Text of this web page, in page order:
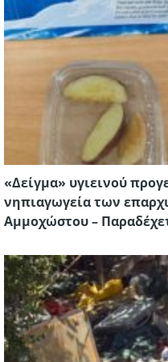
«Δείγμα» υγιεινού
νηπιαγωγεία των
Αμμοχώστου –